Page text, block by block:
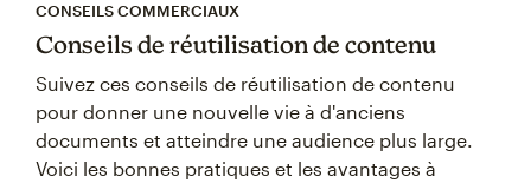
CONSEILS COMMERCIAUX
Conseils de réutilisation de contenu
Suivez ces conseils de réutilisation de contenu
pour donner une nouvelle vie à d'anciens
documents et atteindre une audience plus large.
Voici les bonnes pratiques et les avantages à